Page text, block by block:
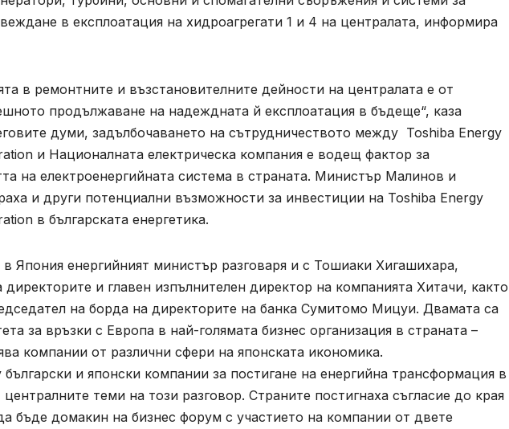
в експлоатация на хидроагрегати 1 и 4 на централата, информира
в ремонтните и възстановителните дейности на централата е от
продължаване на надеждната й експлоатация в бъдеще“, каза
думи, задълбочаването на сътрудничеството между Toshiba Energy
и Националната електрическа компания е водещ фактор за
на електроенергийната система в страната. Министър Малинов и
и други потенциални възможности за инвестиции на Toshiba Energy
в българската енергетика.
Япония енергийният министър разговаря и с Тошиаки Хигашихара,
директорите и главен изпълнителен директор на компанията Хитачи, както
на борда на директорите на банка Сумитомо Мицуи. Двамата са
за връзки с Европа в най-голямата бизнес организация в страната –
компании от различни сфери на японската икономика.
и японски компании за постигане на енергийна трансформация в
теми на този разговор. Страните постигнаха съгласие до края
бъде домакин на бизнес форум с участието на компании от двете